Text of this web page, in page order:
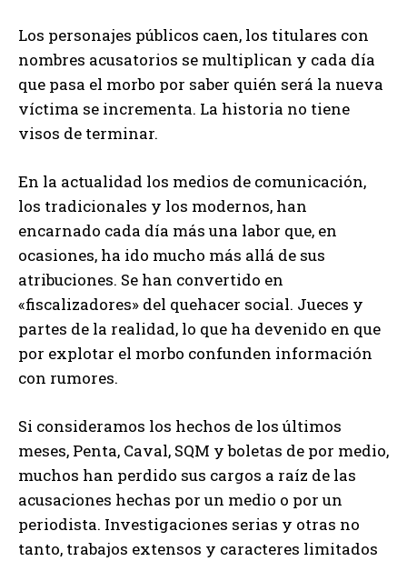
Los personajes públicos caen, los titulares con
nombres acusatorios se multiplican y cada día
que pasa el morbo por saber quién será la nueva
víctima se incrementa. La historia no tiene
visos de terminar.
En la actualidad los medios de comunicación,
los tradicionales y los modernos, han
encarnado cada día más una labor que, en
ocasiones, ha ido mucho más allá de sus
atribuciones. Se han convertido en
«fiscalizadores» del quehacer social. Jueces y
partes de la realidad, lo que ha devenido en que
por explotar el morbo confunden información
con rumores.
Si consideramos los hechos de los últimos
meses, Penta, Caval, SQM y boletas de por medio,
muchos han perdido sus cargos a raíz de las
acusaciones hechas por un medio o por un
periodista. Investigaciones serias y otras no
tanto, trabajos extensos y caracteres limitados